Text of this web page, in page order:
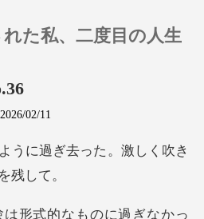
た私、二度目の人生
02/11
過ぎ去った。激しく吹き